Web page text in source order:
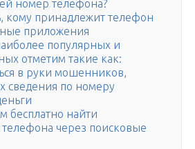
номер телефона?
кому принадлежит телефон
приложения
популярных и
отметим такие как:
в руки мошенников,
сведения по номеру
бесплатно найти
телефона через поисковые